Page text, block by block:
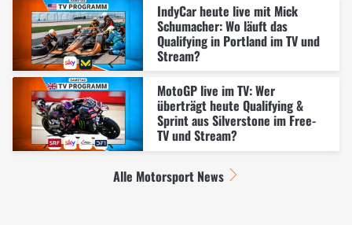
IndyCar heute live mit Mick
Schumacher: Wo läuft das
Qualifying in Portland im TV und
Stream?
MotoGP live im TV: Wer
überträgt heute Qualifying &
Sprint aus Silverstone im Free-
TV und Stream?
Alle Motorsport News